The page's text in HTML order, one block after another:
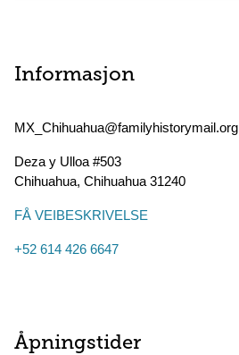
Informasjon
MX_Chihuahua@familyhistorymail.org
Deza y Ulloa #503
Chihuahua, Chihuahua 31240
FÅ VEIBESKRIVELSE
+52 614 426 6647
Åpningstider